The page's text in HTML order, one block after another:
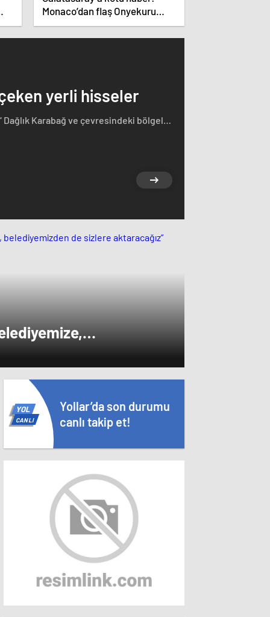
Monaco’dan flaş Onyekuru
kararı.
yerli hisseler
Karabağ ve çevresindeki bölgeler
sizlere aktaracağız”
Yollar’da son durumu
canlı takip et!
YOL
CANLI